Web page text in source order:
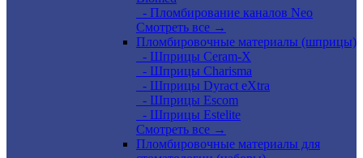
- Пломбирование каналов Neo
Смотреть все →
Пломбировочные материалы (шприцы)
- Шприцы Ceram-X
- Шприцы Charisma
- Шприцы Dyract eXtra
- Шприцы Escom
- Шприцы Estelite
Смотреть все →
Пломбировочные материалы для